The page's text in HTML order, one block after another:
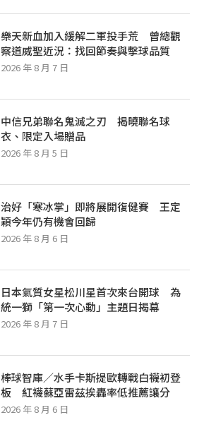
樂天新血加入緩解二軍投手荒 曾總觀
察道威聖近況：找回節奏與擊球品質
2026 年 8 月 7 日
中信兄弟聯名鬼滅之刃 揭曉聯名球
衣、限定入場贈品
2026 年 8 月 5 日
治好「寒冰掌」即將展開復健賽 王定
穎今年仍有機會回歸
2026 年 8 月 6 日
日本氣質女星松川星首次來台開球 為
統一獅「第一次心動」主題日揭幕
2026 年 8 月 7 日
棒球智庫／水手卡斯提歐轉戰白襪初登
板 紅襪蘇亞雷茲挨轟率低推薦讓分
2026 年 8 月 6 日